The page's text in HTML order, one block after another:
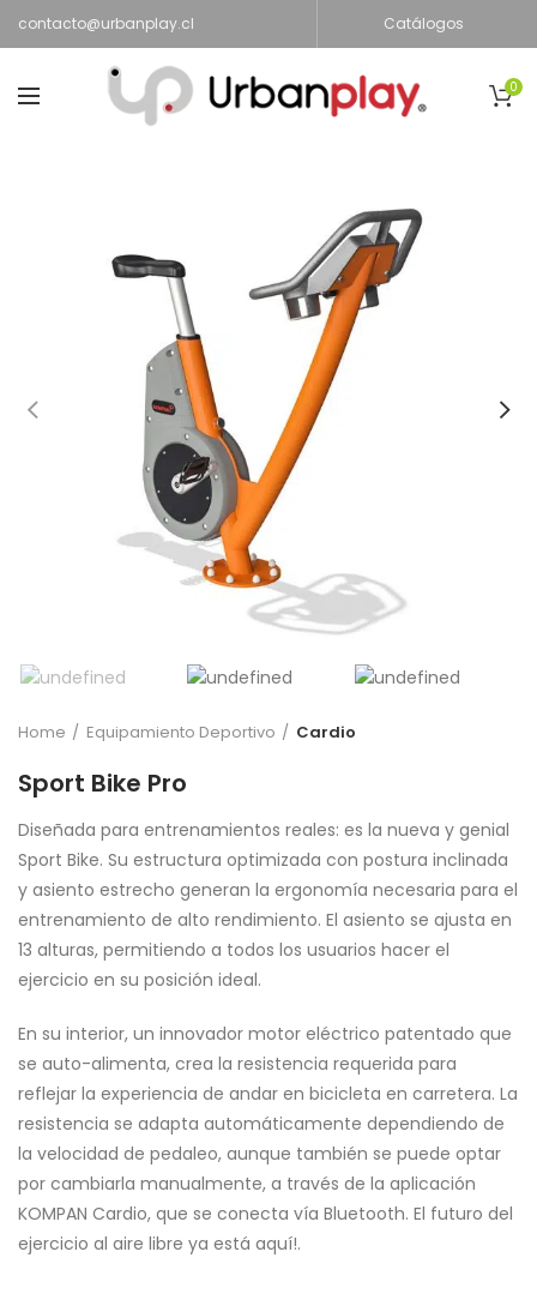
contacto@urbanplay.cl Catálogos
0
Home Equipamiento Deportivo Cardio
Sport Bike Pro
Diseñada para entrenamientos reales: es la nueva y genial
Sport Bike. Su estructura optimizada con postura inclinada
y asiento estrecho generan la ergonomía necesaria para el
entrenamiento de alto rendimiento. El asiento se ajusta en
13 alturas, permitiendo a todos los usuarios hacer el
ejercicio en su posición ideal.
En su interior, un innovador motor eléctrico patentado que
se auto-alimenta, crea la resistencia requerida para
reflejar la experiencia de andar en bicicleta en carretera. La
resistencia se adapta automáticamente dependiendo de
la velocidad de pedaleo, aunque también se puede optar
por cambiarla manualmente, a través de la aplicación
KOMPAN Cardio, que se conecta vía Bluetooth. El futuro del
ejercicio al aire libre ya está aquí!.